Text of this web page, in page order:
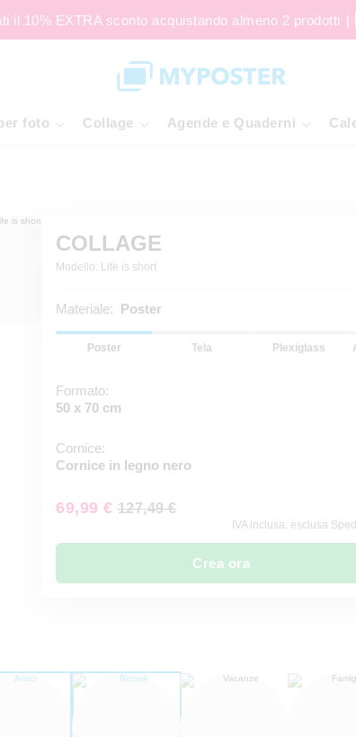
il 10% EXTRA sconto acquistando almeno 2 prodotti |
foto Collage Agende e Quaderni
COLLAGE
Modello: Life is short
Materiale: Poster
Poster Tela Plexiglass
Formato:
50 x 70 cm
Cornice:
Cornice in legno nero
69,99 € 127,49 €
IVA inclusa, esclusa
Crea ora